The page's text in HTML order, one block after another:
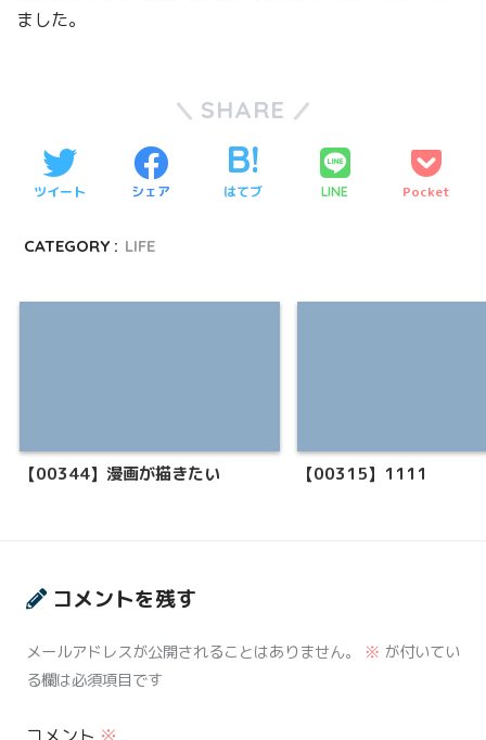
ました。
SHARE
ツイート シェア はてブ LINE Pocket
CATEGORY : LIFE
【00344】漫画が描きたい 【00315】1111
コメントを残す
メールアドレスが公開されることはありません。 ※ が付いてい
る欄は必須項目です